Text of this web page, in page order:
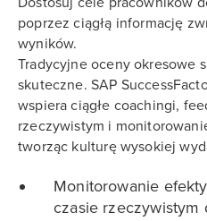
poprzez ciągłą informację
wyników.
Tradycyjne oceny okresowe
skuteczne. SAP
wspiera ciągłe coachingi,
rzeczywistym i
tworząc kulturę wysokiej
Monitorowanie
czasie rzeczywistym